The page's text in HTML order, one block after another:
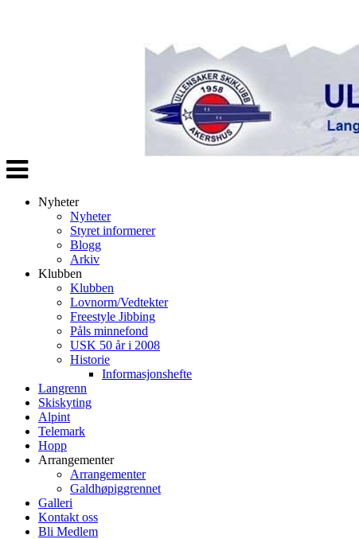
Veksle
navigasjon
Nyheter
Nyheter
Styret informerer
Blogg
Arkiv
Klubben
Klubben
Lovnorm/Vedtekter
Freestyle Jibbing
Påls minnefond
USK 50 år i 2008
Historie
Informasjonshefte
Langrenn
Skiskyting
Alpint
Telemark
Hopp
Arrangementer
Arrangementer
Galdhøpiggrennet
Galleri
Kontakt oss
Bli Medlem